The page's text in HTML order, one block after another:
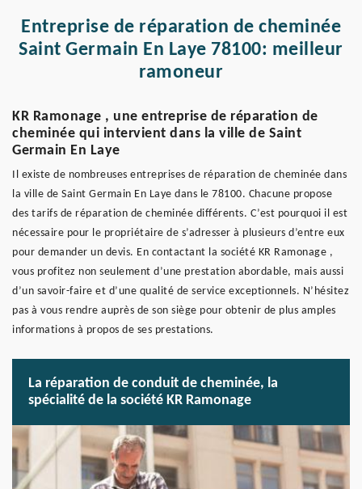
Entreprise de réparation de cheminée
Saint Germain En Laye 78100: meilleur
ramoneur
KR Ramonage , une entreprise de réparation de
cheminée qui intervient dans la ville de Saint
Germain En Laye
Il existe de nombreuses entreprises de réparation de cheminée dans
la ville de Saint Germain En Laye dans le 78100. Chacune propose
des tarifs de réparation de cheminée différents. C’est pourquoi il est
nécessaire pour le propriétaire de s’adresser à plusieurs d’entre eux
pour demander un devis. En contactant la société KR Ramonage ,
vous profitez non seulement d’une prestation abordable, mais aussi
d’un savoir-faire et d’une qualité de service exceptionnels. N’hésitez
pas à vous rendre auprès de son siège pour obtenir de plus amples
informations à propos de ses prestations.
La réparation de conduit de cheminée, la
spécialité de la société KR Ramonage